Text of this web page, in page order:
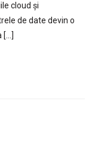
cloud și
de date devin o
[…]